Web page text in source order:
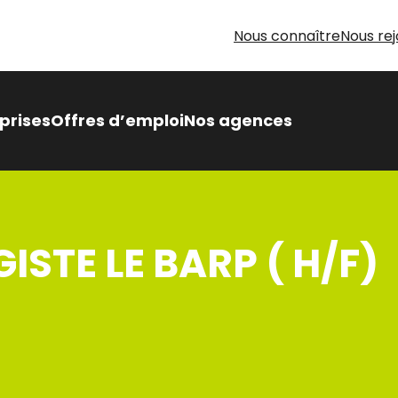
Nous connaîtreNous
pour vous
d’aide pour votre
Offres d’emploiNos agences
LE BARP ( H/F)